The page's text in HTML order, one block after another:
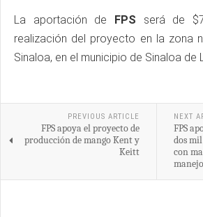
La aportación de FPS será de
realización del proyecto en la zona
Sinaloa, en el municipio de Sinaloa de
PREVIOUS ARTICLE
FPS apoya el proyecto de
producción de mango Kent y
Keitt
NEXT
FPS
dos
con